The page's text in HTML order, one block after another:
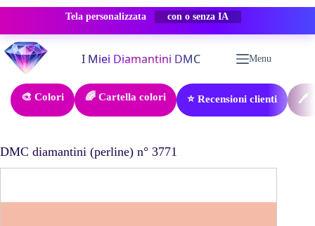
Tela personalizzata -50% SCONTO
Salta
al
contenuto
Menu
🎨 Colori 🌈 Cartella colori ⭐ Recensioni clienti 🖊️
DMC diamantini (perline) n° 3771